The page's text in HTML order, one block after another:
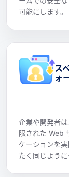
可能にします。
ス
ォ
企業や開発者
限された Web
ケーションを
たく同じように